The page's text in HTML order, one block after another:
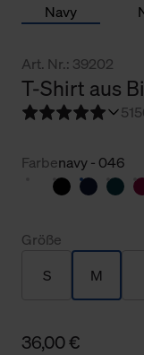
Art. Nr.: 39202
T-Shirt aus
5
Farbenavy - 046
Größe
S M
36,00 €